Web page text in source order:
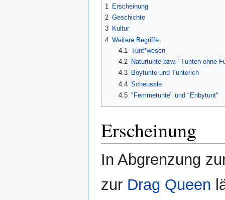
1
Erscheinung
2 Geschichte
3 Kultur
4 Weitere Begriffe
4.1 Tunt*wesen
4.2
Naturtunte bzw. "Tunten ohne
4.3
Boytunte und Tunterich
4.4 Scheusale
4.5 "Femmetunte" und "Enbytunt"
Erscheinung
In Abgrenzung
zur Drag Queen